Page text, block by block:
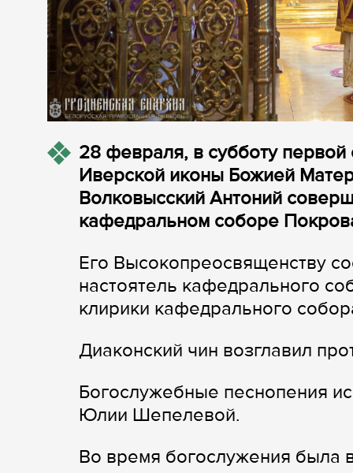
28 февраля, в субботу
Иверской иконы Божией
Волковысский Антоний
кафедральном соборе
Его Высокопреосвященству
настоятель кафедрального
клирики кафедрального
Диаконский чин возглавил
Богослужебные песнопения
Юлии Шепелевой.
Во время богослужения была